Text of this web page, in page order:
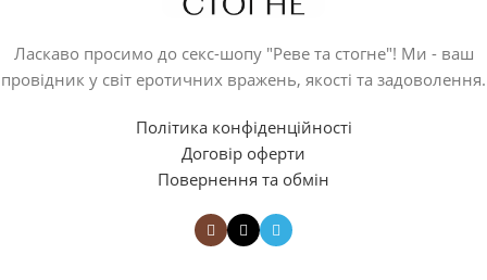
Ласкаво просимо до секс-шопу "Реве та стогне"! Ми - ваш
провідник у світ еротичних вражень, якості та задоволення.
Політика конфіденційності
Договір оферти
Повернення та обмін